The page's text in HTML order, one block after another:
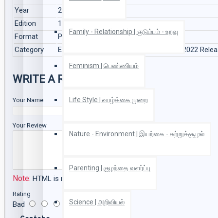
Family - Relationship | குடும்பம் - உறவு
Feminism | பெண்ணியம்
Life Style | வாழ்க்கை முறை
Nature - Environment | இயற்கை - சுற்றுச்சூழல்
Parenting | குழந்தை வளர்ப்பு
Science | அறிவியல்
Year
2022
Edition
1
Format
Paper Back
Category
Essay | கட்டுரை, Interview | நேர்காணல், 2022
WRITE A REVIEW
Your Name
Your Review
Note: HTML is not translated!
Rating
Bad Good